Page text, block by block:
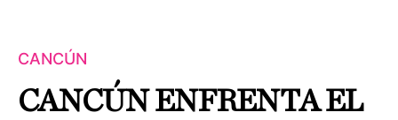
CANCÚN
CANCÚN ENFRENTA EL